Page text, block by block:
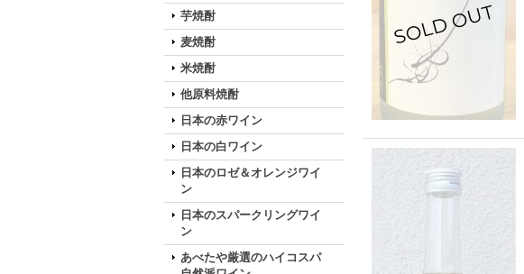
芋焼酎
麦焼酎
米焼酎
他原料焼酎
日本の赤ワイン
日本の白ワイン
日本のロゼ＆オレンジワイ
ン
日本のスパークリングワイ
ン
あべたや厳選のハイコスパ